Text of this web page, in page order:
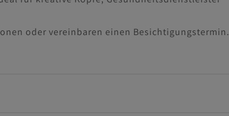
oder vereinbaren einen Besichtigungstermin.